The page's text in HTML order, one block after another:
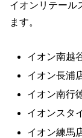
イオンリテール
ます。
イオン南越
イオン長浦
イオン南行
イオンスタ
イオン練馬